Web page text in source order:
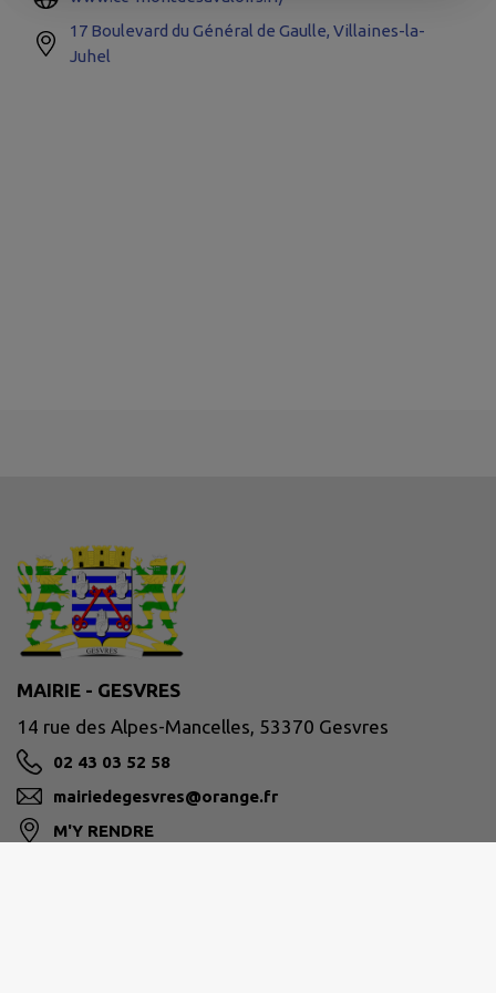
17 Boulevard du Général de Gaulle, Villaines-la-
Juhel
MAIRIE - GESVRES
14 rue des Alpes-Mancelles, 53370 Gesvres
02 43 03 52 58
mairiedegesvres@orange.fr
M'Y RENDRE